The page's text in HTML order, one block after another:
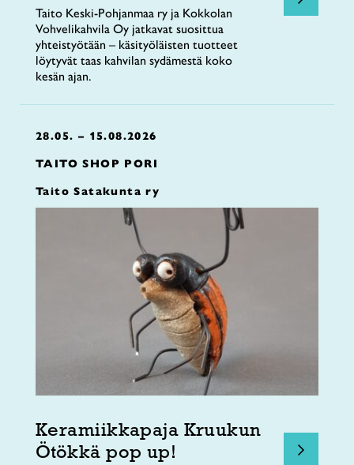
Taito Keski-Pohjanmaa ry ja Kokkolan
Vohvelikahvila Oy jatkavat suosittua
yhteistyötään – käsityöläisten tuotteet
löytyvät taas kahvilan sydämestä koko
kesän ajan.
28.05. – 15.08.2026
TAITO SHOP PORI
Taito Satakunta ry
Keramiikkapaja Kruukun
Ötökkä pop up!